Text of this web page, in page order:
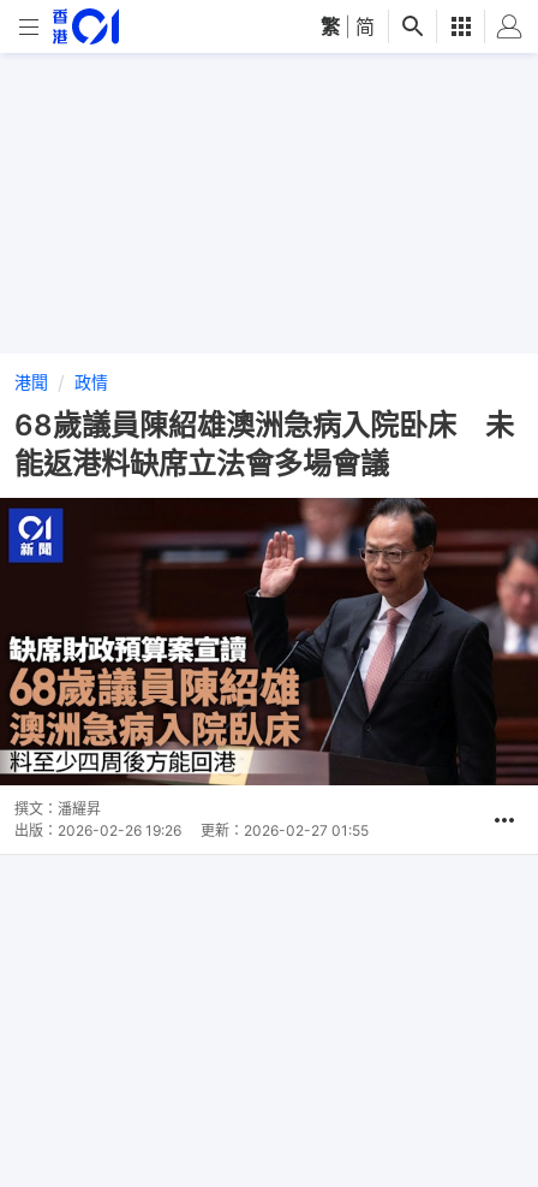
繁 简
港聞 政情
68歲議員陳紹雄澳洲急病入院卧床 未
能返港料缺席立法會多場會議
撰文： 潘耀昇
出版： 2026-02-26 19:26 更新： 2026-02-27 01:55